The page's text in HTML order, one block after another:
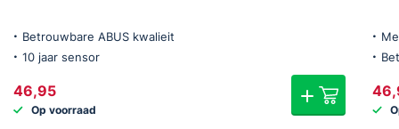
Betrouwbare ABUS kwalieit
10 jaar sensor
46,95
Op voorraad